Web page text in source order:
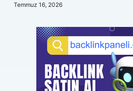
Temmuz 16, 2026